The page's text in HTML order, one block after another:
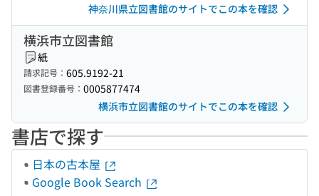
神奈川県立図書館のサイトでこの本を確認
横浜市立図書館
紙
請求記号： 605.9192-21
図書登録番号： 0005877474
横浜市立図書館のサイトでこの本を確認
書店で探す
日本の古本屋
Google Book Search